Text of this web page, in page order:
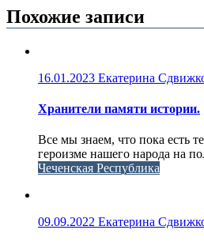
Похожие записи
16.01.2023 Екатерина
Хранители памяти истории.
Все мы знаем, что пока есть
героизме нашего народа на
Чеченская Республика
09.09.2022 Екатерина